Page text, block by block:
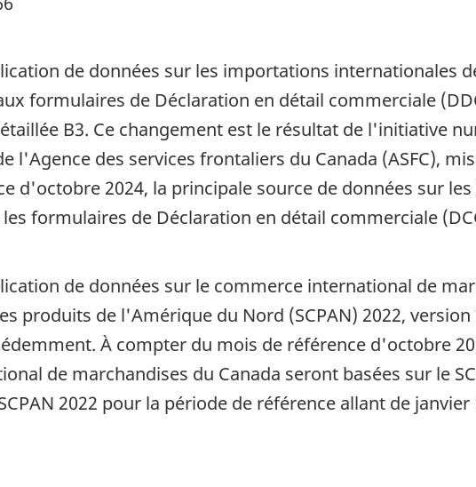
de données sur les importations internationales
formulaires de Déclaration en détail commerciale
B3. Ce changement est le résultat de l'initiative
l'Agence des services frontaliers du Canada (ASFC),
d'octobre 2024, la principale source de données sur
formulaires de Déclaration en détail commerciale
de données sur le commerce international de
produits de l'Amérique du Nord (SCPAN) 2022, version
À compter du mois de référence d'octobre
de marchandises du Canada seront basées sur le
2022 pour la période de référence allant de janvier